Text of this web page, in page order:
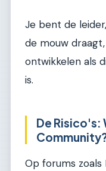
Je bent de
de mouw
ontwikkelen als
is.
De Risico's:
Op forums zoals